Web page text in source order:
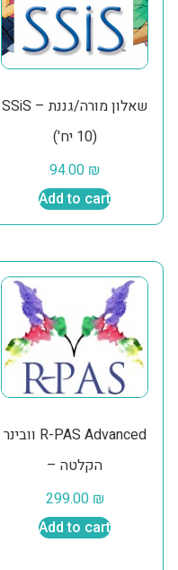
SSiS – שאלון מורה/גננת
(10 יח')
94.00 ₪
Add to cart
וובינר R-PAS Advanced
– הקלטה
299.00 ₪
Add to cart